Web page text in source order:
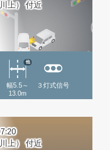
上） 付近
幅5.5～
13.0m
他
３灯式信号
上） 付近